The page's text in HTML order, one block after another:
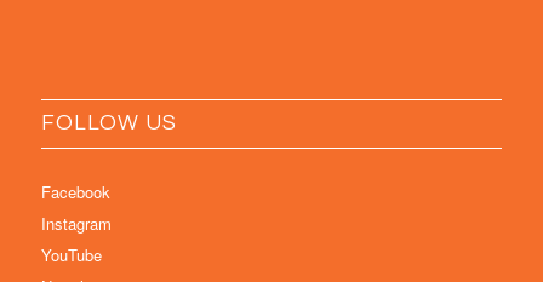
FOLLOW US
Facebook
Instagram
YouTube